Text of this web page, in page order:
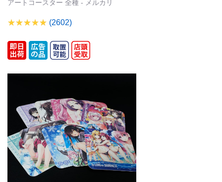
アートコースター 全種 - メルカリ
(2602)